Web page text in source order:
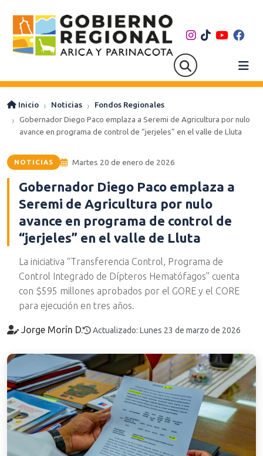
Inicio Noticias
Fondos Regionales
Gobernador Diego Paco emplaza a Seremi de Agricultura por nulo
avance en programa de control de “jerjeles” en el valle de Lluta
NOTICIAS Martes 20 de enero de 2026
Gobernador Diego Paco emplaza a
Seremi de Agricultura por nulo
avance en programa de control de
“jerjeles” en el valle de Lluta
La iniciativa “Transferencia Control, Programa de
Control Integrado de Dípteros Hematófagos” cuenta
con $595 millones aprobados por el GORE y el CORE
para ejecución en tres años.
Jorge Morín D. Actualizado: Lunes 23 de marzo de 2026